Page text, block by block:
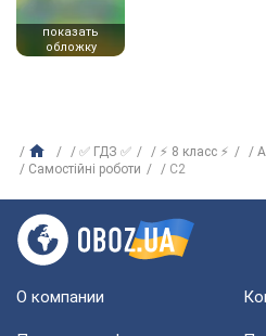
показать
обложку
✅ ГДЗ ✅ ⚡ 8 класс ⚡
Самостійні роботи
С2
О компании